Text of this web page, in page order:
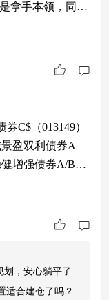
拿手本领，同类
一月收蛋 166
行情里表现很亮
C$（013149）
盈双利债券A
健增强债券A/B
人今天都尝到甜
刻到了？#
划，安心躺平了
适合建仓了吗？